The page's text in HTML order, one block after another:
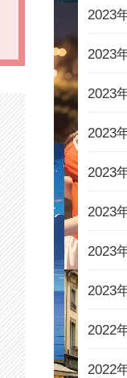
2023
2023
2023
2023
2023
2023
2023
2023
2022
2022